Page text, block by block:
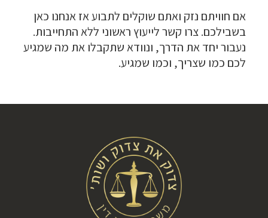
אם חוויתם נזק ואתם שוקלים לתבוע אז אנחנו כאן
בשבילכם. צרו קשר לייעוץ ראשוני ללא התחייבות.
נעבור יחד את הדרך, ונוודא שתקבלו את מה שמגיע
לכם כמו שצריך, וכמו שמגיע.